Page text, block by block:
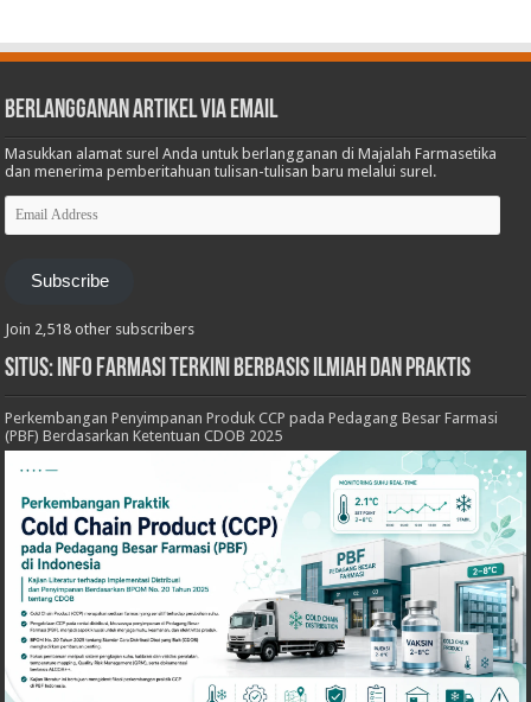
Berlangganan Artikel via Email
Masukkan alamat surel Anda untuk berlangganan di Majalah Farmasetika
dan menerima pemberitahuan tulisan-tulisan baru melalui surel.
Email
Address
Subscribe
Join 2,518 other subscribers
Situs: Info Farmasi Terkini Berbasis Ilmiah dan Praktis
Perkembangan Penyimpanan Produk CCP pada Pedagang Besar Farmasi
(PBF) Berdasarkan Ketentuan CDOB 2025